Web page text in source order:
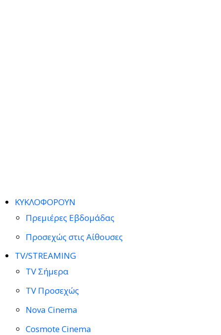
ΚΥΚΛΟΦΟΡΟΥΝ
Πρεμιέρες Εβδομάδας
Προσεχώς στις Αίθουσες
TV/STREAMING
TV Σήμερα
TV Προσεχώς
Nova Cinema
Cosmote Cinema